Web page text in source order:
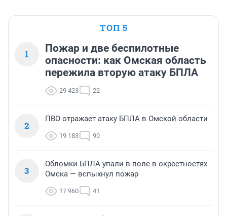
ТОП 5
1
Пожар и две беспилотные
опасности: как Омская область
пережила вторую атаку БПЛА
29 423 22
2
ПВО отражает атаку БПЛА в Омской области
19 183 90
3
Обломки БПЛА упали в поле в окрестностях
Омска — вспыхнул пожар
17 960 41